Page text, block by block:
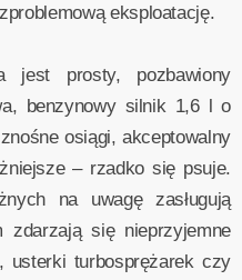
eksploatację.
jest prosty, pozbawiony
benzynowy silnik 1,6 l o
osiągi, akceptowalny
– rzadko się psuje.
na uwagę zasługują
się nieprzyjemne
usterki turbosprężarek czy